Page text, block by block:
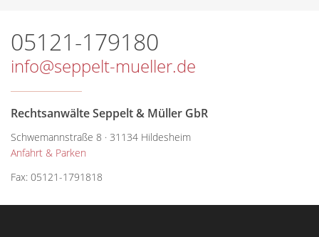
05121-179180
info seppelt-mueller.de
Rechtsanwälte Seppelt & Müller GbR
Schwemannstraße 8 · 31134 Hildesheim
Anfahrt & Parken
Fax: 05121-1791818